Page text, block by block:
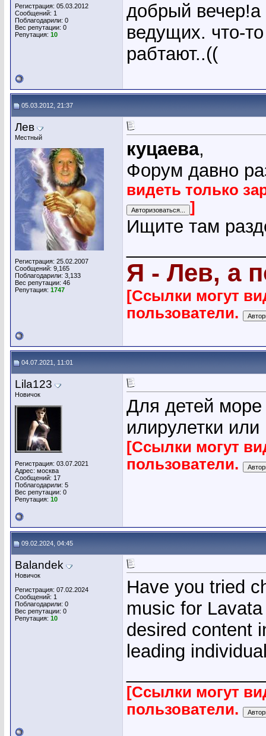
Регистрация: 05.03.2012
Сообщений: 1
Поблагодарили: 0
Вес репутации: 0
Репутация: 10
добрый вечер!а
ведущих. что-
рабтают..((
05.03.2012, 21:37
Лев
Местный
Регистрация: 25.02.2007
Сообщений: 9,165
Поблагодарили: 3,133
Вес репутации: 46
Репутация: 1747
куцаева,
Форум давно
видеть только
]
Ищите там
Я - Лев, а
[Ссылки могут
пользователи.
04.07.2021, 11:01
Lila123
Новичок
Регистрация: 03.07.2021
Адрес: москва
Сообщений: 17
Поблагодарили: 5
Вес репутации: 0
Репутация: 10
Для детей море
илирулетки
[Ссылки могут
пользователи.
09.02.2024, 04:45
Balandek
Новичок
Регистрация: 07.02.2024
Сообщений: 1
Поблагодарили: 0
Вес репутации: 0
Репутация: 10
Have you tried
music for
desired content
leading
[Ссылки могут
пользователи.